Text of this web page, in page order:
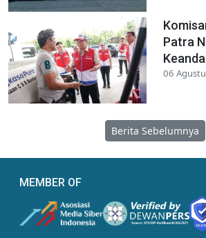
Patra
06
Berita Sebelumnya
MEMBER OF